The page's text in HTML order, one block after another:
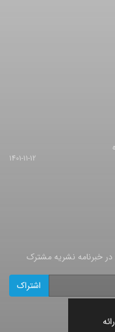
1401-11-12
در خبرنامه نشریه مشترک
اشتراک